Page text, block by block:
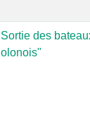
Sortie des
olonois"